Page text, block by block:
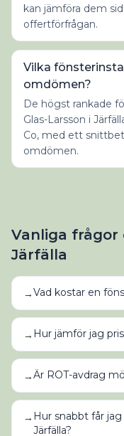
kan jämföra dem
offertförfrågan.
Vilka
omdömen?
De högst rankade
Glas-Larsson i
Co, med ett
omdömen.
Vanliga frågor
Järfälla
→Vad kostar en
→ Hur jämför jag
→Är ROT-avdrag
→ Hur snabbt får
Järfälla?